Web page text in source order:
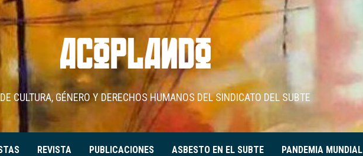
CULTURA, GÉNERO Y DERECHOS HUMANOS DEL SINDICATO DEL SUBTE
REVISTA PUBLICACIONES ASBESTO EN EL SUBTE PANDEMIA MUNDIAL